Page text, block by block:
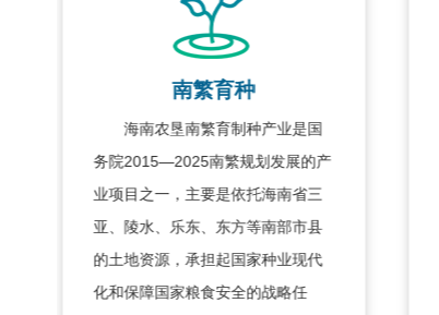
南繁育种
海南农垦南繁育制种产业是国
务院2015—2025南繁规划发展的产
业项目之一，主要是依托海南省三
亚、陵水、乐东、东方等南部市县
的土地资源，承担起国家种业现代
化和保障国家粮食安全的战略任